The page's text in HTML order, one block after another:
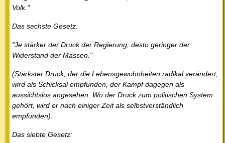
Volk."
Das sechste Gesetz:
"Je stärker der Druck der Regierung, desto geringer der
Widerstand der Massen."
(Stärkster Druck, der die Lebensgewohnheiten radikal verändert,
wird als Schicksal empfunden, der Kampf dagegen als
aussichtslos angesehen. Wo der Druck zum politischen System
gehört, wird er nach einiger Zeit als selbstverständlich
empfunden).
Das siebte Gesetz: